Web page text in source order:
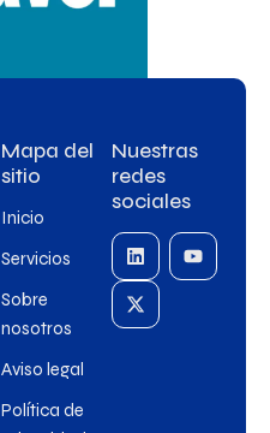
Mapa del
sitio
Inicio
Servicios
Sobre
nosotros
Aviso legal
Política de
Nuestras
redes
sociales